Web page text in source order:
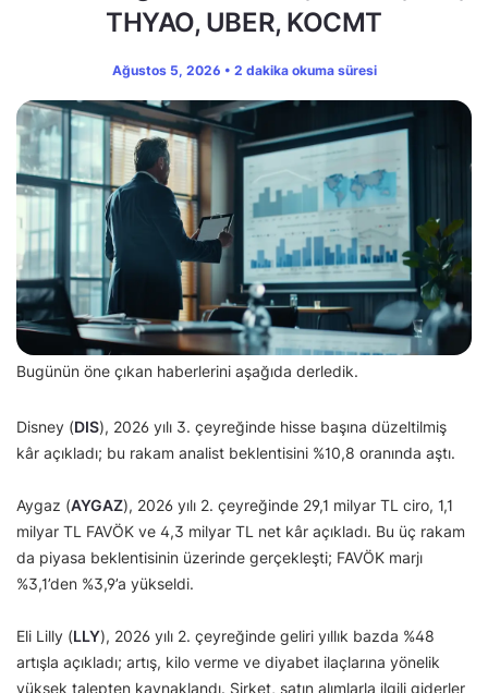
THYAO, UBER, KOCMT
Ağustos 5, 2026 • 2 dakika okuma süresi
Bugünün öne çıkan haberlerini aşağıda derledik.
Disney (DIS), 2026 yılı 3. çeyreğinde hisse başına düzeltilmiş
kâr açıkladı; bu rakam analist beklentisini %10,8 oranında aştı.
Aygaz (AYGAZ), 2026 yılı 2. çeyreğinde 29,1 milyar TL ciro, 1,1
milyar TL FAVÖK ve 4,3 milyar TL net kâr açıkladı. Bu üç rakam
da piyasa beklentisinin üzerinde gerçekleşti; FAVÖK marjı
%3,1’den %3,9’a yükseldi.
Eli Lilly (LLY), 2026 yılı 2. çeyreğinde geliri yıllık bazda %48
artışla açıkladı; artış, kilo verme ve diyabet ilaçlarına yönelik
yüksek talepten kaynaklandı. Şirket, satın alımlarla ilgili giderler